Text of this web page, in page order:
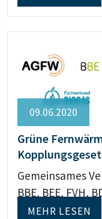
09.06.2020
Grüne
Gemeinsames
BBE, BEE, FVH,
MEHR LESEN